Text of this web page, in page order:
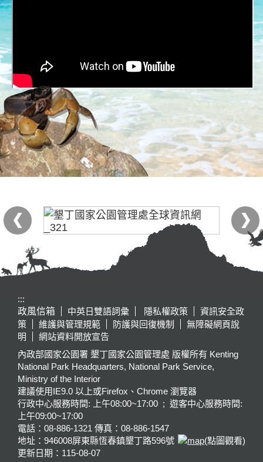
:::
政風信箱
中英日雙語詞彙 隱私權政策
資訊安全政
策
維護與管理規範 防護與回復機制
無障礙網頁說
明
網站資料開放宣告
內政部國家公園署 墾丁國家公園管理處 版權所有 Kenting
National Park Headquarters, National Park Service,
Ministry of the Interior
建議使用IE9.0 以上或Firefox、Chrome 瀏覽器
行政中心服務時間: 上午08:00~17:00 ; 遊客中心服務時間:
上午09:00~17:00
電話：08-886-1321 傳真：08-886-1547
地址：946008屏東縣恆春鎮墾丁路596號
(點圖觀看)
更新日期： 115-08-07